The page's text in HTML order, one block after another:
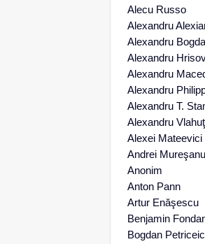
Alecu Russo
Alexandru
Alexandru
Alexandru
Alexandru
Alexandru
Alexandru T.
Alexandru
Alexei Mateevici
Andrei Mureşanu
Anonim
Anton Pann
Artur Enăşescu
Benjamin
Bogdan